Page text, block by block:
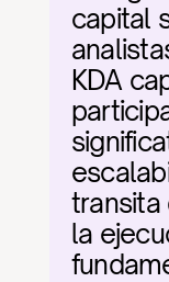
capital
KDA
transita
la